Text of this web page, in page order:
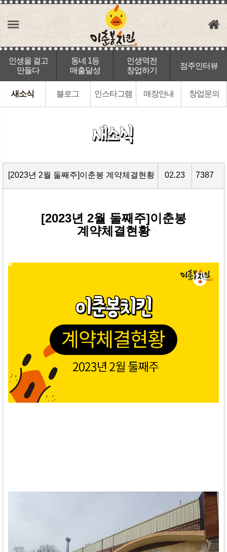
인생을 걸고
만들다
동네 1등
매출달성
인생역전
창업하기
점주인터뷰
새소식 블로그 인스타그램 매장안내 창업문의
[2023년 2월 둘째주]이춘봉 계약체결현황 02.23 7387
[2023년 2월 둘째주]이춘봉
계약체결현황